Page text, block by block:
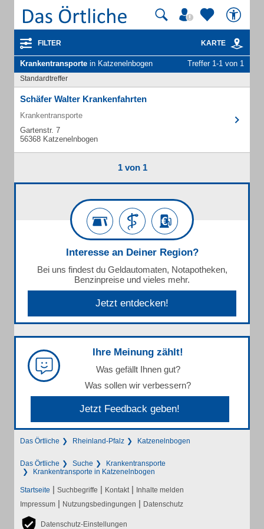
FILTER KARTE
Krankentransporte in Katzenelnbogen Treffer 1-1 von 1
Standardtreffer
Schäfer Walter Krankenfahrten
Krankentransporte
Gartenstr. 7
56368 Katzenelnbogen
1 von 1
Interesse an Deiner Region?
Bei uns findest du Geldautomaten, Notapotheken,
Benzinpreise und vieles mehr.
Jetzt entdecken!
Ihre Meinung zählt!
Was gefällt Ihnen gut?
Was sollen wir verbessern?
Jetzt Feedback geben!
Das Örtliche Rheinland-Pfalz Katzenelnbogen
Das Örtliche Suche
Krankentransporte
Krankentransporte in Katzenelnbogen
Startseite | Suchbegriffe | Kontakt | Inhalte melden
Impressum | Nutzungsbedingungen | Datenschutz
Datenschutz-Einstellungen